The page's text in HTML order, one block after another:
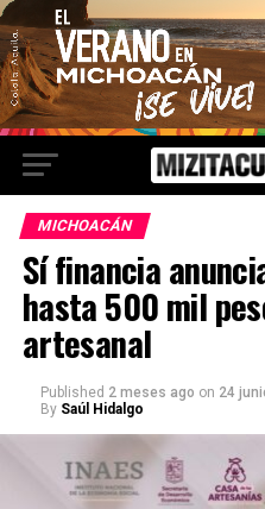
MICHOACÁN
Sí financia
hasta 500 mil
artesanal
Published 2 meses ago on 24
By Saúl Hidalgo